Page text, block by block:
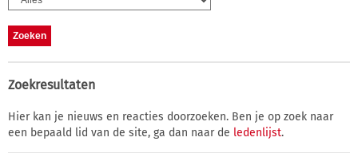
Zoekresultaten
Hier kan je nieuws en reacties doorzoeken. Ben je op zoek naar
een bepaald lid van de site, ga dan naar de ledenlijst.